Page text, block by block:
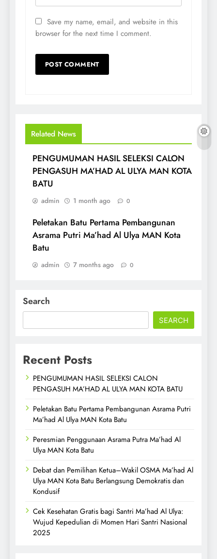
Save my name, email, and website in this
browser for the next time I comment.
Related News
PENGUMUMAN HASIL SELEKSI CALON
PENGASUH MA’HAD AL ULYA MAN KOTA
BATU
admin 1 month ago 0
Peletakan Batu Pertama Pembangunan
Asrama Putri Ma’had Al Ulya MAN Kota
Batu
admin 7 months ago 0
Search
SEARCH
Recent Posts
PENGUMUMAN HASIL SELEKSI CALON
PENGASUH MA’HAD AL ULYA MAN KOTA BATU
Peletakan Batu Pertama Pembangunan Asrama Putri
Ma’had Al Ulya MAN Kota Batu
Peresmian Penggunaan Asrama Putra Ma’had Al
Ulya MAN Kota Batu
Debat dan Pemilihan Ketua–Wakil OSMA Ma’had Al
Ulya MAN Kota Batu Berlangsung Demokratis dan
Kondusif
Cek Kesehatan Gratis bagi Santri Ma’had Al Ulya:
Wujud Kepedulian di Momen Hari Santri Nasional
2025